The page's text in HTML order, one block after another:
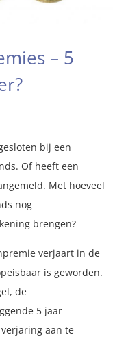
– 5
bij een
Of heeft een
Met hoeveel
nog
brengen?
verjaart in de
is geworden.
de
5 jaar
aan te